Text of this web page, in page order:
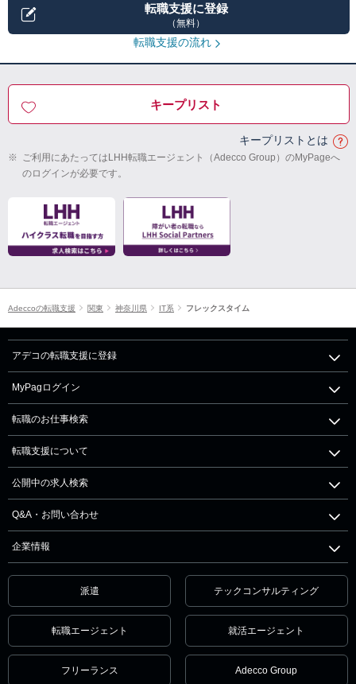
転職支援に登録
（無料）
転職支援の流れ
キープリスト
キープリストとは
※ ご利用にあたってはLHH転職エージェント（Adecco Group）のMyPageへ
のログインが必要です。
Adeccoの転職支援 関東 神奈川県 IT系 フレックスタイム
アデコの転職支援に登録
MyPagログイン
転職のお仕事検索
転職支援について
公開中の求人検索
Q&A・お問い合わせ
企業情報
派遣 テックコンサルティング
転職エージェント 就活エージェント
フリーランス Adecco Group